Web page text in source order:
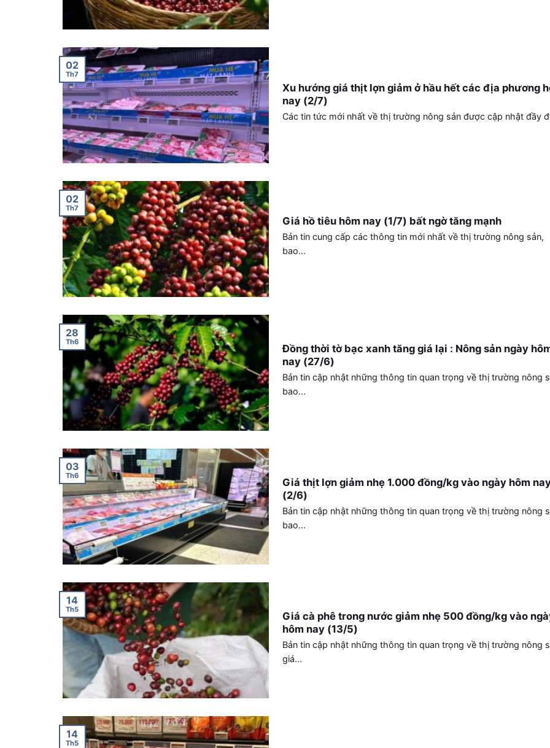
Xu hướng giá thịt lợn giảm ở hầu hết các địa phương
nay (2/7)
Các tin tức mới nhất về thị trường nông sản được cập nhật đầy
02
Th7
Giá hồ tiêu hôm nay (1/7) bất ngờ tăng mạnh
Bản tin cung cấp các thông tin mới nhất về thị trường nông sản,
bao...
02
Th7
Đồng thời tờ bạc xanh tăng giá lại : Nông sản ngày
nay (27/6)
Bản tin cập nhật những thông tin quan trọng về thị trường nông
bao...
28
Th6
Giá thịt lợn giảm nhẹ 1.000 đồng/kg vào ngày hôm
(2/6)
Bản tin cập nhật những thông tin quan trọng về thị trường nông
bao...
03
Th6
Giá cà phê trong nước giảm nhẹ 500 đồng/kg vào
hôm nay (13/5)
Bản tin cập nhật những thông tin quan trọng về thị trường nông
giá...
14
Th5
14
Th5